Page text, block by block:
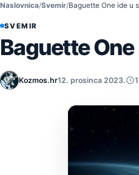
Naslovnica Svemir Baguette One ide u
SVEMIR
Baguette
Kozmos.hr12. prosinca 2023.